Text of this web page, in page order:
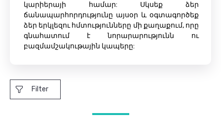
կարիերայի համար: Սկսեք ձեր
ճանապարհորդությունը այսօր և օգտագործեք
ձեր երկլեզու հմտությունները մի քաղաքում, որը
գնահատում է նորարարությունն ու
բազմամշակութային կապերը:
Filter